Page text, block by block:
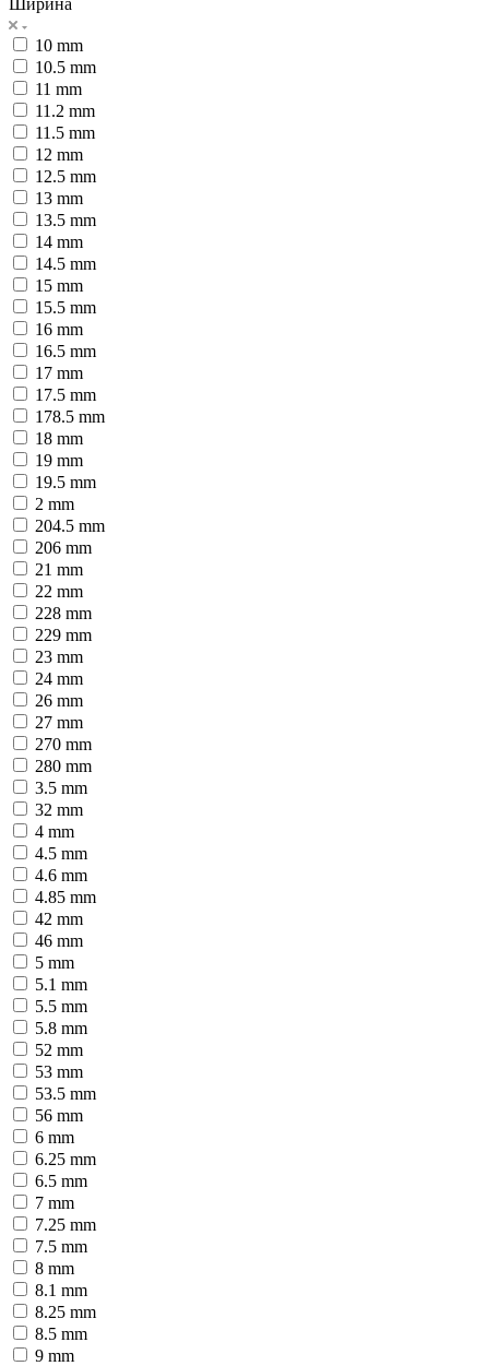
Ширина
10 mm
10.5 mm
11 mm
11.2 mm
11.5 mm
12 mm
12.5 mm
13 mm
13.5 mm
14 mm
14.5 mm
15 mm
15.5 mm
16 mm
16.5 mm
17 mm
17.5 mm
178.5 mm
18 mm
19 mm
19.5 mm
2 mm
204.5 mm
206 mm
21 mm
22 mm
228 mm
229 mm
23 mm
24 mm
26 mm
27 mm
270 mm
280 mm
3.5 mm
32 mm
4 mm
4.5 mm
4.6 mm
4.85 mm
42 mm
46 mm
5 mm
5.1 mm
5.5 mm
5.8 mm
52 mm
53 mm
53.5 mm
56 mm
6 mm
6.25 mm
6.5 mm
7 mm
7.25 mm
7.5 mm
8 mm
8.1 mm
8.25 mm
8.5 mm
9 mm